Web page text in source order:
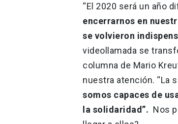
“El 2020 será un año
encerrarnos en
se volvieron
videollamada se
columna de Mario
nuestra atención. “La
somos capaces de
la solidaridad”. Nos